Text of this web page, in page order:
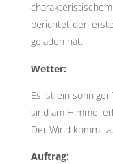
berichtet den
geladen hat.
Wetter:
Es ist ein sonniger
sind am Himmel
Der Wind kommt
Auftrag: